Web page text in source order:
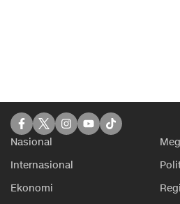
Nasional
Internasional
Ekonomi